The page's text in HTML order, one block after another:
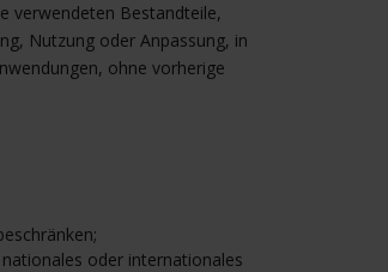
verwendeten Bestandteile,
Nutzung oder Anpassung, in
ohne vorherige
oder internationales